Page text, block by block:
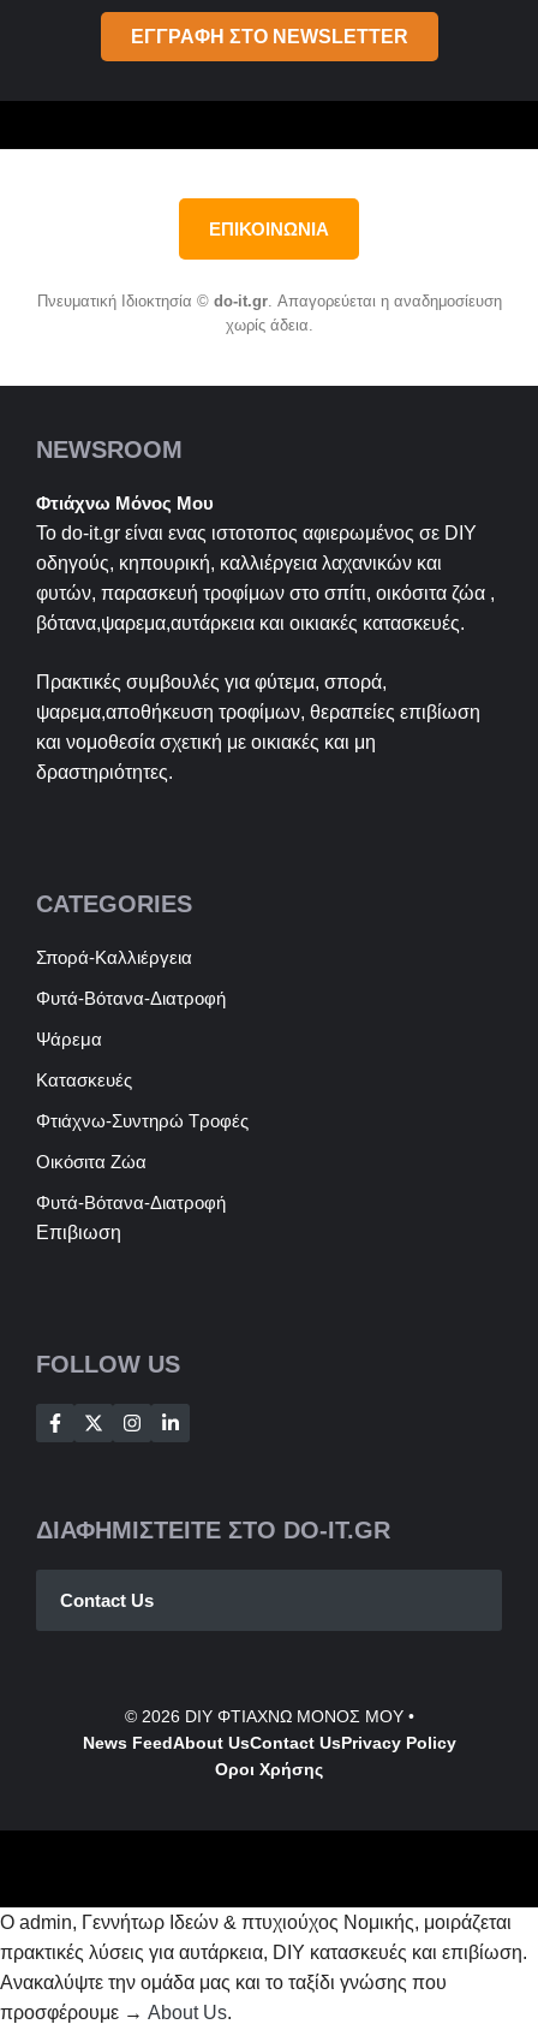
ΕΓΓΡΑΦΗ ΣΤΟ NEWSLETTER
ΕΠΙΚΟΙΝΩΝΙΑ
Πνευματική Ιδιοκτησία © do-it.gr. Απαγορεύεται η αναδημοσίευση
χωρίς άδεια.
NEWSROOM
Φτιάχνω Μόνος Μου
Το do-it.gr είναι ενας ιστοτοπος αφιερωμένος σε DIY
οδηγούς, κηπουρική, καλλιέργεια λαχανικών και
φυτών, παρασκευή τροφίμων στο σπίτι, οικόσιτα ζώα ,
βότανα,ψαρεμα,αυτάρκεια και οικιακές κατασκευές.
Πρακτικές συμβουλές για φύτεμα, σπορά,
ψαρεμα,αποθήκευση τροφίμων, θεραπείες επιβίωση
και νομοθεσία σχετική με οικιακές και μη
δραστηριότητες.
CATEGORIES
Σπορά-Καλλιέργεια
Φυτά-Βότανα-Διατροφή
Ψάρεμα
Κατασκευές
Φτιάχνω-Συντηρώ Τροφές
Οικόσιτα Ζώα
Φυτά-Βότανα-Διατροφή
Επιβιωση
FOLLOW US
ΔΙΑΦΗΜΙΣΤΕΙΤΕ ΣΤΟ DO-IT.GR
Contact Us
© 2026 DIY ΦΤΙΑΧΝΩ ΜΟΝΟΣ ΜΟΥ•
News FeedAbout UsContactUsPrivacy Policy
Οροι Χρήσης
Ο admin, Γεννήτωρ Ιδεών & πτυχιούχος Νομικής, μοιράζεται
πρακτικές λύσεις για αυτάρκεια, DIY κατασκευές και επιβίωση.
Ανακαλύψτε την ομάδα μας και το ταξίδι γνώσης που
προσφέρουμε → About Us.